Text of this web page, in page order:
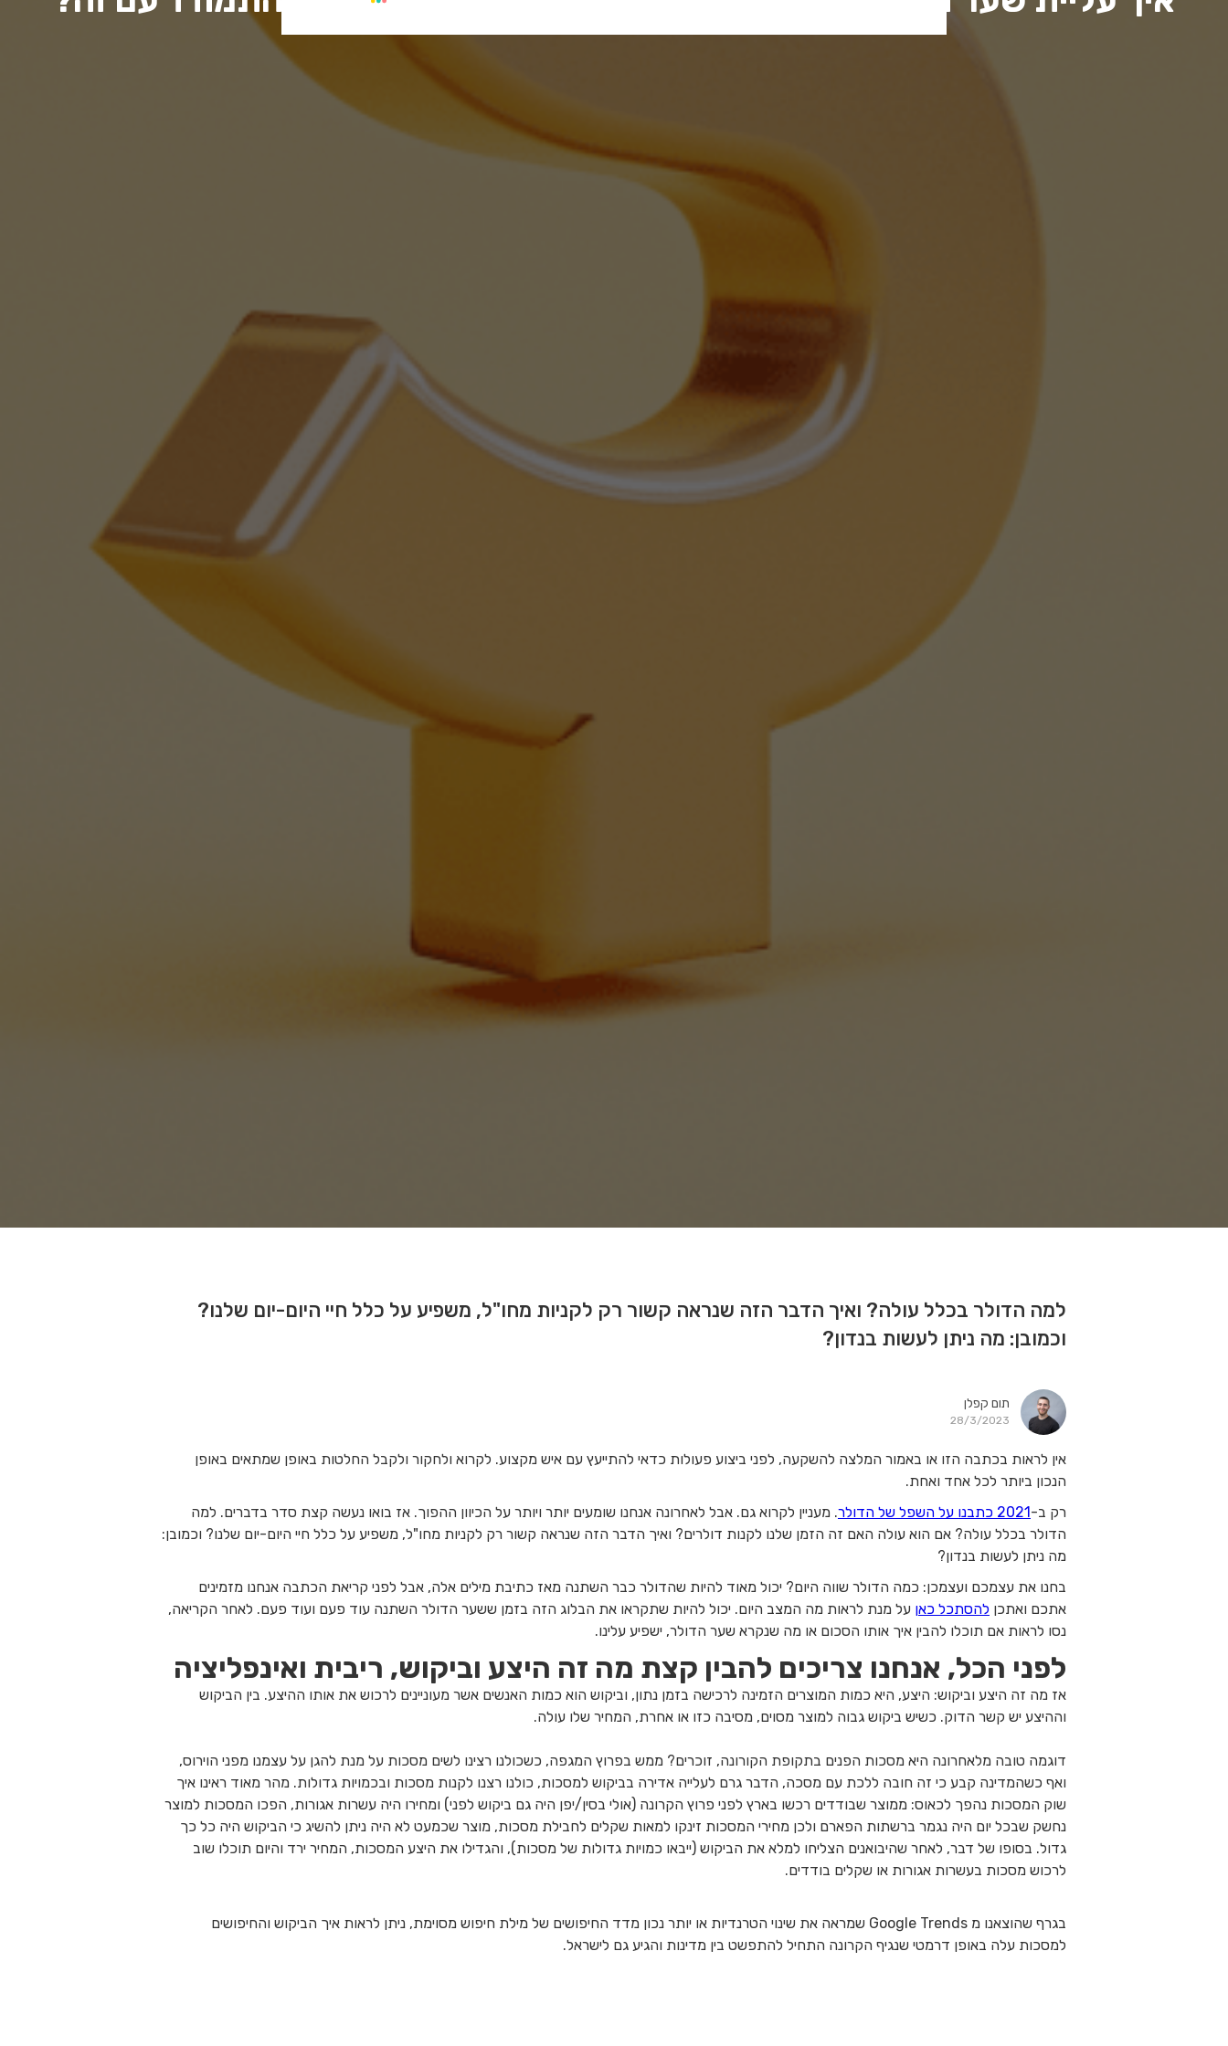
למה הדולר בכלל עולה? ואיך הדבר הזה שנראה קשור רק לקניות מחו"ל, משפיע על כלל חיי היום-יום שלנו?
וכמובן: מה ניתן לעשות בנדון?
תום קפלן
28/3/2023
אין לראות בכתבה הזו או באמור המלצה להשקעה, לפני ביצוע פעולות כדאי להתייעץ עם איש מקצוע. לקרוא ולחקור ולקבל החלטות באופן שמתאים באופן
הנכון ביותר לכל אחד ואחת.
רק ב-2021 כתבנו על השפל של הדולר
. מעניין לקרוא גם. אבל לאחרונה אנחנו שומעים יותר ויותר על הכיוון ההפוך. אז בואו נעשה קצת סדר בדברים. למה
הדולר בכלל עולה? אם הוא עולה האם זה הזמן שלנו לקנות דולרים? ואיך הדבר הזה שנראה קשור רק לקניות מחו"ל, משפיע על כלל חיי היום-יום שלנו? וכמובן:
מה ניתן לעשות בנדון?
בחנו את עצמכם ועצמכן: כמה הדולר שווה היום? יכול מאוד להיות שהדולר כבר השתנה מאז כתיבת מילים אלה, אבל לפני קריאת הכתבה אנחנו מזמינים
אתכם ואתכן להסתכל כאן על מנת לראות מה המצב היום. יכול להיות שתקראו את הבלוג הזה בזמן ששער הדולר השתנה עוד פעם ועוד פעם. לאחר הקריאה,
נסו לראות אם תוכלו להבין איך אותו הסכום או מה שנקרא שער הדולר, ישפיע עלינו.
לפני הכל, אנחנו צריכים להבין קצת מה זה היצע וביקוש, ריבית ואינפליציה
אז מה זה היצע וביקוש: היצע, היא כמות המוצרים הזמינה לרכישה בזמן נתון, וביקוש הוא כמות האנשים אשר מעוניינים לרכוש את אותו ההיצע. בין הביקוש
וההיצע יש קשר הדוק. כשיש ביקוש גבוה למוצר מסוים, מסיבה כזו או אחרת, המחיר שלו עולה.
דוגמה טובה מלאחרונה היא מסכות הפנים בתקופת הקורונה, זוכרים? ממש בפרוץ המגפה, כשכולנו רצינו לשים מסכות על מנת להגן על עצמנו מפני הוירוס,
ואף כשהמדינה קבע כי זה חובה ללכת עם מסכה, הדבר גרם לעלייה אדירה בביקוש למסכות, כולנו רצנו לקנות מסכות ובכמויות גדולות. מהר מאוד ראינו איך
שוק המסכות נהפך לכאוס: ממוצר שבודדים רכשו בארץ לפני פרוץ הקרונה (אולי בסין/יפן היה גם ביקוש לפני) ומחירו היה עשרות אגורות, הפכו המסכות למוצר
נחשק שבכל יום היה נגמר ברשתות הפארם ולכן מחירי המסכות זינקו למאות שקלים לחבילת מסכות, מוצר שכמעט לא היה ניתן להשיג כי הביקוש היה כל כך
גדול. בסופו של דבר, לאחר שהיבואנים הצליחו למלא את הביקוש (ייבאו כמויות גדולות של מסכות), והגדילו את היצע המסכות, המחיר ירד והיום תוכלו שוב
לרכוש מסכות בעשרות אגורות או שקלים בודדים.
בגרף שהוצאנו מ Google Trends שמראה את שינוי הטרנדיות או יותר נכון מדד החיפושים של מילת חיפוש מסוימת, ניתן לראות איך הביקוש והחיפושים
למסכות עלה באופן דרמטי שנגיף הקרונה התחיל להתפשט בין מדינות והגיע גם לישראל.